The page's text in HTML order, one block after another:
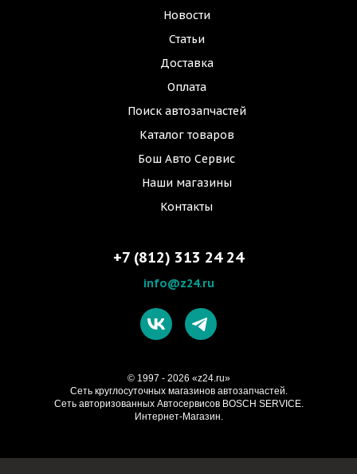
Новости
Статьи
Доставка
Оплата
Поиск автозапчастей
Каталог товаров
Бош Авто Сервис
Наши магазины
Контакты
+7 (812) 313 24 24
info@z24.ru
© 1997 - 2026 «z24.ru»
Cеть круглосуточных магазинов автозапчастей.
Сеть авторизованных Автосервисов BOSCH SERVICE.
Интернет-Магазин.